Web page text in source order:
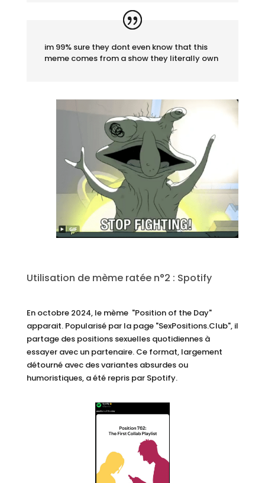
im 99% sure they dont even know that this
meme comes from a show they literally own
Utilisation de mème ratée n°2 : Spotify
En octobre 2024, le mème "Position of the Day"
apparait. Popularisé par la page "SexPositions.Club", il
partage des positions sexuelles quotidiennes à
essayer avec un partenaire. Ce format, largement
détourné avec des variantes absurdes ou
humoristiques, a été repris par Spotify.